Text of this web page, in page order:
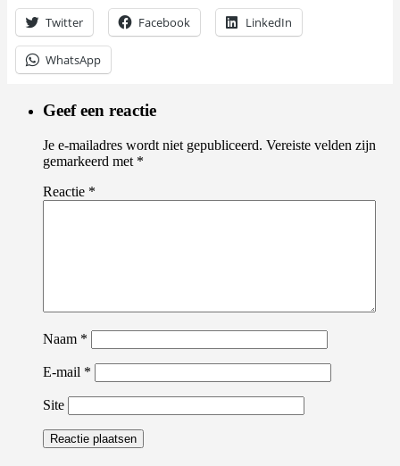
Twitter Facebook LinkedIn
WhatsApp
Geef een reactie
Je e-mailadres wordt niet gepubliceerd. Vereiste velden zijn
gemarkeerd met *
Reactie *
Naam *
E-mail *
Site